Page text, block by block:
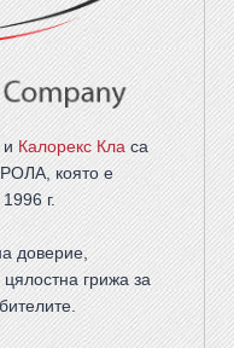
и Калорекс Класа
, която е
г.
доверие,
грижа за
.